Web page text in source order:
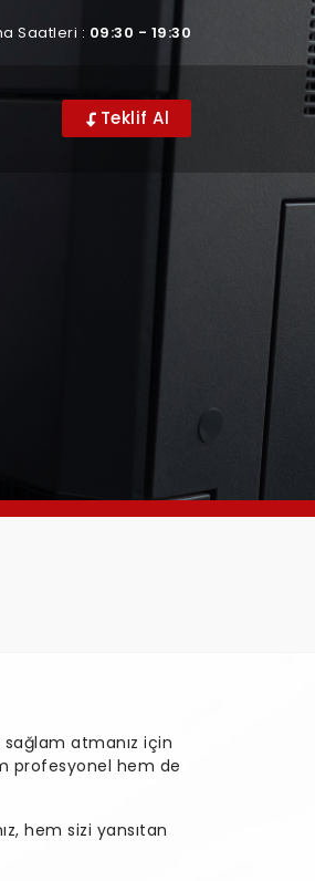
Saatleri : 09:30 - 19:30
Teklif Al
sağlam atmanız için
profesyonel hem de
hem sizi yansıtan